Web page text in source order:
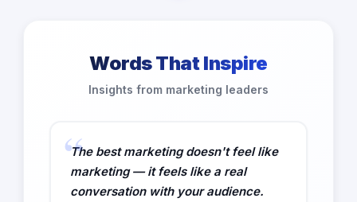
Words That Inspire
Insights from marketing leaders
The best marketing doesn't feel like
marketing — it feels like a real
conversation with your audience.